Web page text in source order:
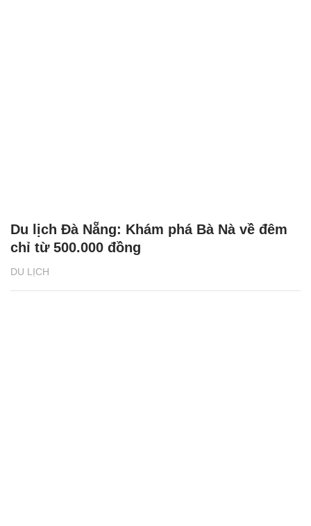
DU LỊCH
Du lịch Đà Nẵng: Khám phá Bà Nà về đêm
chỉ từ 500.000 đồng